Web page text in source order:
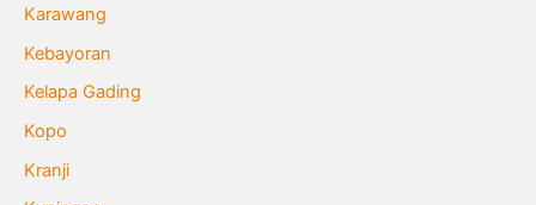
Karawang
Kebayoran
Kelapa Gading
Kopo
Kranji